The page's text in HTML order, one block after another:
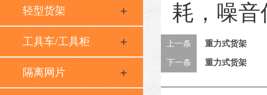
轻型货架
工具车/工具柜
隔离网片
耗，噪音
上一条 重力式货架
下一条 重力式货架